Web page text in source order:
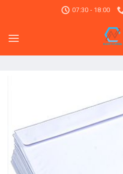
07:30 - 18:00